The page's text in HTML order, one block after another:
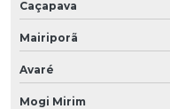
Caçapava
Mairiporã
Avaré
Mogi Mirim